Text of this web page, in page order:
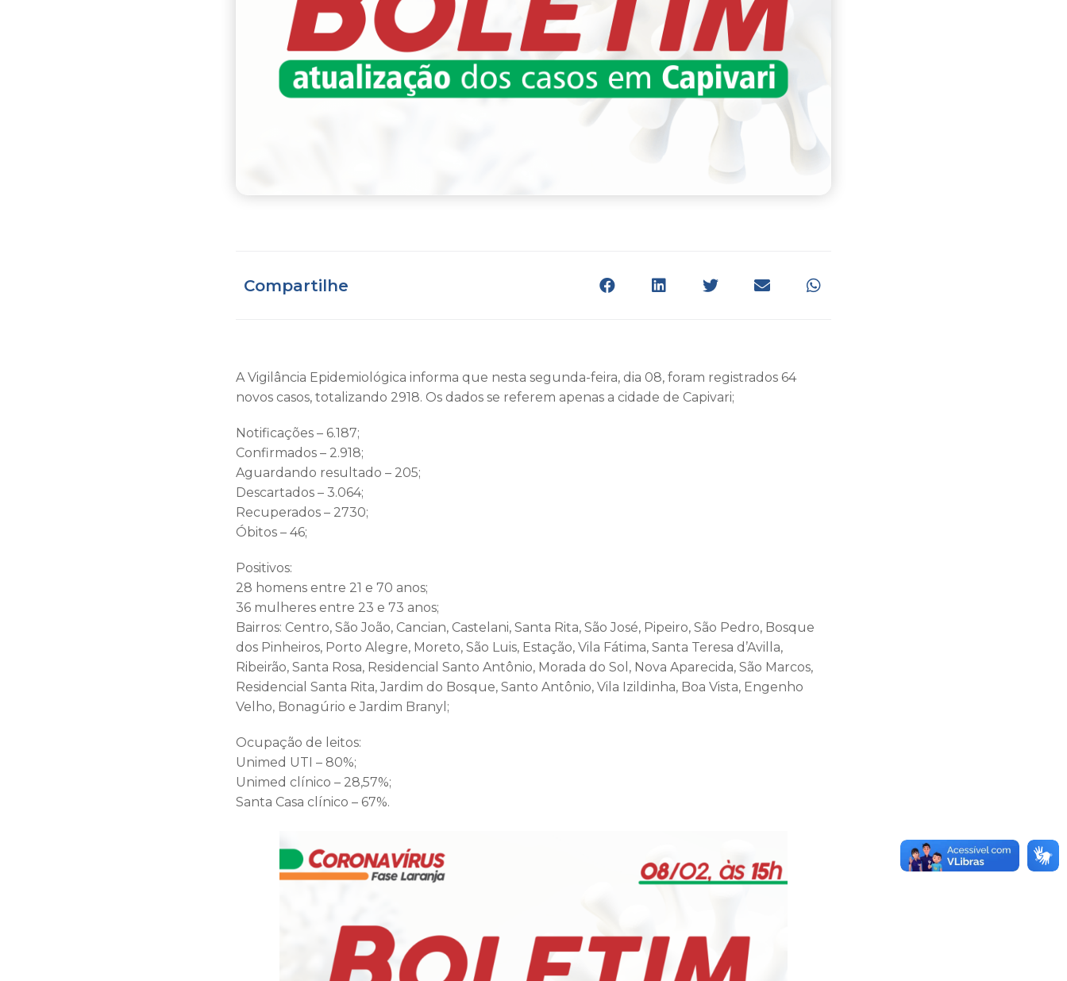
Compartilhe
A Vigilância Epidemiológica informa que nesta segunda-feira, dia 08, foram registrados 64
novos casos, totalizando 2918. Os dados se referem apenas a cidade de Capivari;
Notificações – 6.187;
Confirmados – 2.918;
Aguardando resultado – 205;
Descartados – 3.064;
Recuperados – 2730;
Óbitos – 46;
Positivos:
28 homens entre 21 e 70 anos;
36 mulheres entre 23 e 73 anos;
Bairros: Centro, São João, Cancian, Castelani, Santa Rita, São José, Pipeiro, São Pedro, Bosque
dos Pinheiros, Porto Alegre, Moreto, São Luis, Estação, Vila Fátima, Santa Teresa d’Avilla,
Ribeirão, Santa Rosa, Residencial Santo Antônio, Morada do Sol, Nova Aparecida, São Marcos,
Residencial Santa Rita, Jardim do Bosque, Santo Antônio, Vila Izildinha, Boa Vista, Engenho
Velho, Bonagúrio e Jardim Branyl;
Ocupação de leitos:
Unimed UTI – 80%;
Unimed clínico – 28,57%;
Santa Casa clínico – 67%.